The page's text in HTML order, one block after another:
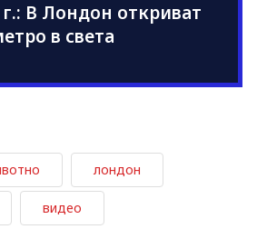
г.: В Лондон откриват
в света
лондон
видео